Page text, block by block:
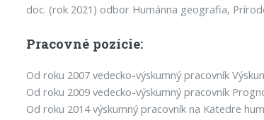
doc. (rok 2021) odbor Humánna geografia,
Pracovné pozície:
Od roku 2007 vedecko-výskumný pracovník
Od roku 2009 vedecko-výskumný pracovník
Od roku 2014 výskumný pracovník na Katedre